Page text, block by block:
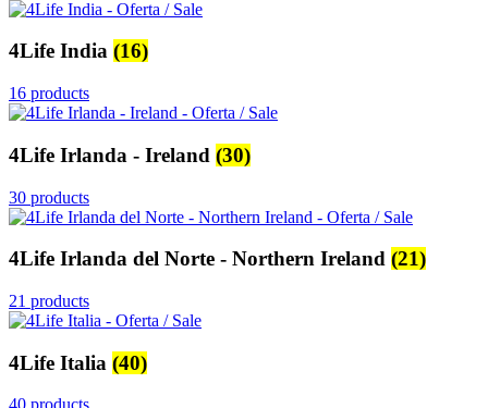
4Life India (16)
16 products
4Life Irlanda - Ireland (30)
30 products
4Life Irlanda del Norte - Northern Ireland (21)
21 products
4Life Italia (40)